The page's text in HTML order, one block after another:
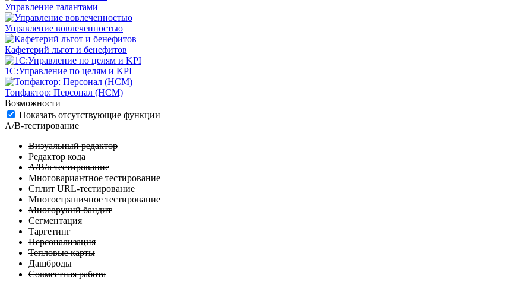
Управление талантами
Управление вовлеченностью
Кафетерий льгот и бенефитов
1С:Управление по целям и KPI
Топфактор: Персонал (HCM)
Возможности
Показать отсутствующие функции
А/B-тестирование
Визуальный редактор
Редактор кода
A/B/n тестирование
Многовариантное тестирование
Сплит URL-тестирование
Многостраничное тестирование
Многорукий бандит
Сегментация
Таргетинг
Персонализация
Тепловые карты
Дашброды
Совместная работа